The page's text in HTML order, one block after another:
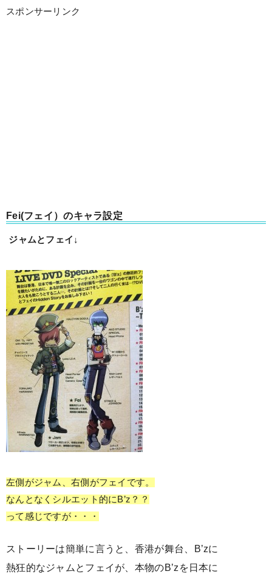
スポンサーリンク
Fei(フェイ）のキャラ設定
ジャムとフェイ↓
左側がジャム、右側がフェイです。
なんとなくシルエット的にB’z？？
って感じですが・・・
ストーリーは簡単に言うと、香港が舞台、B’zに
熱狂的なジャムとフェイが、本物のB’zを日本に